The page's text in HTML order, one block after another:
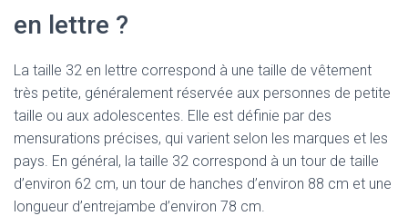
en lettre ?
La taille 32 en lettre correspond à une taille de vêtement
très petite, généralement réservée aux personnes de petite
taille ou aux adolescentes. Elle est définie par des
mensurations précises, qui varient selon les marques et les
pays. En général, la taille 32 correspond à un tour de taille
d’environ 62 cm, un tour de hanches d’environ 88 cm et une
longueur d’entrejambe d’environ 78 cm.